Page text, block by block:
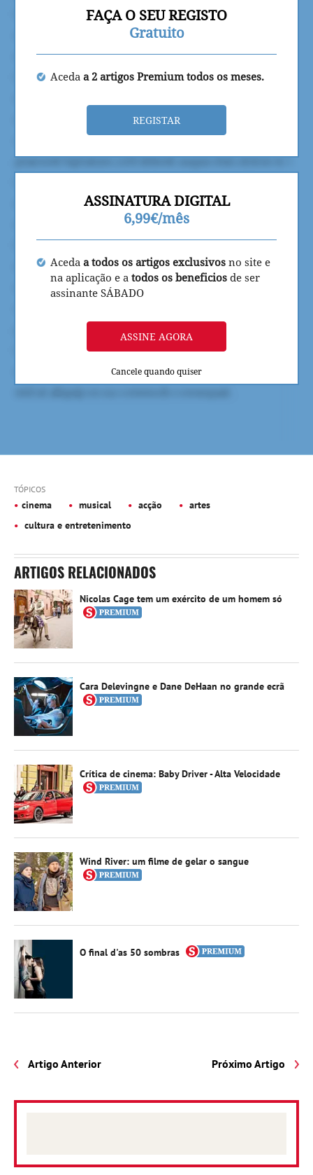
FAÇA O SEU REGISTO
Gratuito
Aceda a 2 artigos Premium todos os meses.
REGISTAR
ASSINATURA DIGITAL
6,99€/mês
Aceda a todos os artigos exclusivos no site e
na aplicação e a todos os beneficios de ser
assinante SÁBADO
ASSINE AGORA
Cancele quando quiser
TÓPICOS
cinema musical acção
artes
cultura e entretenimento
ARTIGOS RELACIONADOS
Nicolas Cage tem um exército de um homem só
Cara Delevingne e Dane DeHaan no grande ecrã
Crítica de cinema: Baby Driver - Alta Velocidade
Wind River: um filme de gelar o sangue
O final d'as 50 sombras
Artigo Anterior Próximo Artigo